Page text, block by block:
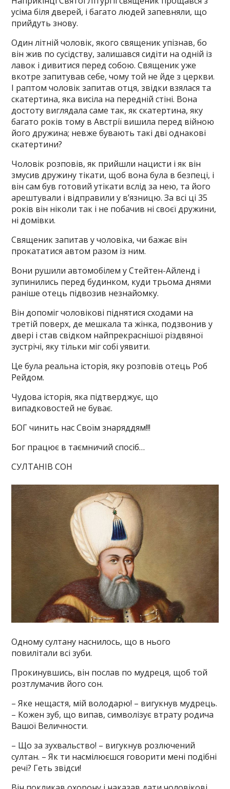
усіма біля дверей, і багато людей запевняли, що
прийдуть знову.
Один літній чоловік, якого священик упізнав, бо
він жив по сусідству, залишався сидіти на одній із
лавок і дивитися перед собою. Священик уже
вкотре запитував себе, чому той не йде з церкви.
І раптом чоловік запитав отця, звідки взялася та
скатертина, яка висіла на передній стіні. Вона
достоту виглядала саме так, як скатертина, яку
багато років тому в Австрії вишила перед війною
його дружина; невже бувають такі дві однакові
скатертини?
Чоловік розповів, як прийшли нацисти і як він
змусив дружину тікати, щоб вона була в безпеці, і
він сам був готовий утікати вслід за нею, та його
арештували і відправили у в’язницю. За всі ці 35
років він ніколи так і не побачив ні своєї дружини,
ні домівки.
Священик запитав у чоловіка, чи бажає він
прокататися автом разом із ним.
Вони рушили автомобілем у Стейтен-Айленд і
зупинились перед будинком, куди трьома днями
раніше отець підвозив незнайомку.
Він допоміг чоловікові піднятися сходами на
третій поверх, де мешкала та жінка, подзвонив у
двері і став свідком найпрекраснішої різдвяної
зустрічі, яку тільки міг собі уявити.
Це була реальна історія, яку розповів отець Роб
Рейдом.
Чудова історія, яка підтверджує, що
випадковостей не буває.
БОГ чинить нас Своїм знаряддям!!!
Бог працює в таємничий спосіб…
СУЛТАНІВ СОН
Одному султану наснилось, що в нього
повилітали всі зуби.
Прокинувшись, він послав по мудреця, щоб той
розтлумачив його сон.
– Яке нещастя, мій володарю! – вигукнув мудрець.
– Кожен зуб, що випав, символізує втрату родича
Вашої Величности.
– Що за зухвальство! – вигукнув розлючений
султан. – Як ти насмілюєшся говорити мені подібні
речі? Геть звідси!